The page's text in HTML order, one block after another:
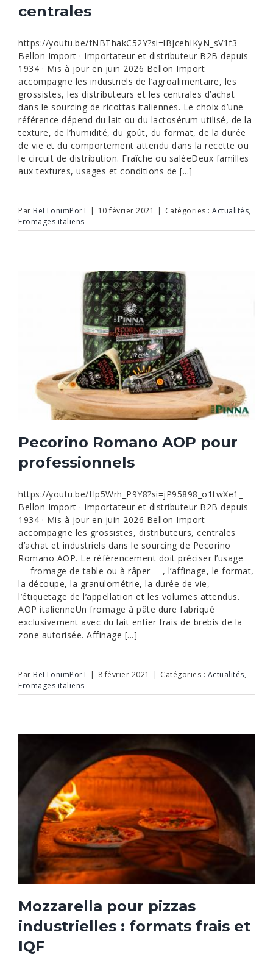
centrales
https://youtu.be/fNBThakC52Y?si=lBJcehIKyN_sV1f3
Bellon Import · Importateur et distributeur B2B depuis
1934 · Mis à jour en juin 2026 Bellon Import
accompagne les industriels de l’agroalimentaire, les
grossistes, les distributeurs et les centrales d’achat
dans le sourcing de ricottas italiennes. Le choix d’une
référence dépend du lait ou du lactosérum utilisé, de la
texture, de l’humidité, du goût, du format, de la durée
de vie et du comportement attendu dans la recette ou
le circuit de distribution. Fraîche ou saléeDeux familles
aux textures, usages et conditions de [...]
Par BeLLonimPorT | 10 février 2021 | Catégories : Actualités,
Fromages italiens
Pecorino Romano AOP pour
professionnels
https://youtu.be/Hp5Wrh_P9Y8?si=jP95898_o1twXe1_
Bellon Import · Importateur et distributeur B2B depuis
1934 · Mis à jour en juin 2026 Bellon Import
accompagne les grossistes, distributeurs, centrales
d’achat et industriels dans le sourcing de Pecorino
Romano AOP. Le référencement doit préciser l’usage
— fromage de table ou à râper —, l’affinage, le format,
la découpe, la granulométrie, la durée de vie,
l’étiquetage de l’appellation et les volumes attendus.
AOP italienneUn fromage à pâte dure fabriqué
exclusivement avec du lait entier frais de brebis de la
zone autorisée. Affinage [...]
Par BeLLonimPorT | 8 février 2021 | Catégories : Actualités,
Fromages italiens
Mozzarella pour pizzas
industrielles : formats frais et
IQF